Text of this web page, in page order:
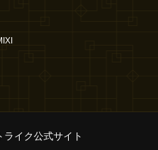
ライク公式サイト